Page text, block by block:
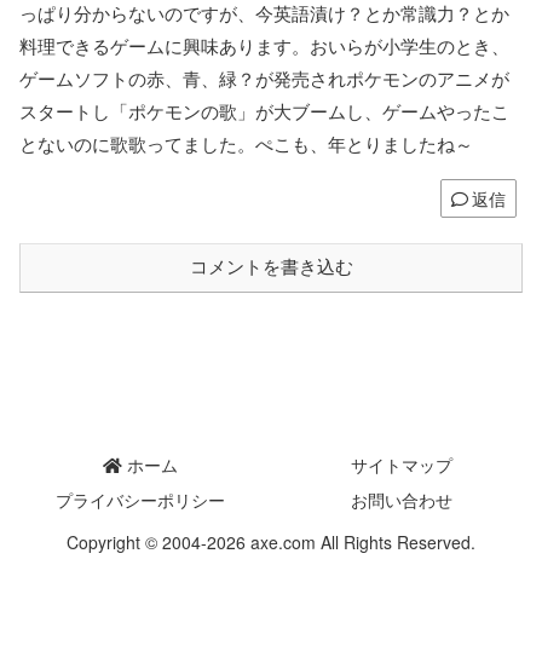
っぱり分からないのですが、今英語漬け？とか常識力？とか
料理できるゲームに興味あります。おいらが小学生のとき、
ゲームソフトの赤、青、緑？が発売されポケモンのアニメが
スタートし「ポケモンの歌」が大ブームし、ゲームやったこ
とないのに歌歌ってました。ぺこも、年とりましたね～
返信
コメントを書き込む
ホーム
サイトマップ
プライバシーポリシー
お問い合わせ
Copyright © 2004-2026 axe.com All Rights Reserved.